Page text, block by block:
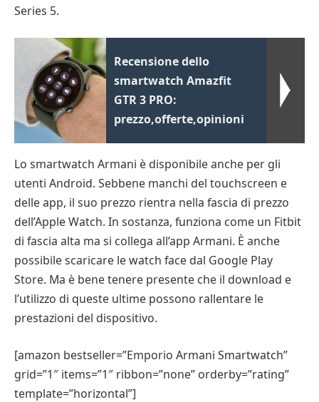
Series 5.
Recensione dello
smartwatch Amazfit
GTR 3 PRO:
prezzo,offerte,opinioni
Lo smartwatch Armani è disponibile anche per gli
utenti Android. Sebbene manchi del touchscreen e
delle app, il suo prezzo rientra nella fascia di prezzo
dell’Apple Watch. In sostanza, funziona come un Fitbit
di fascia alta ma si collega all’app Armani. È anche
possibile scaricare le watch face dal Google Play
Store. Ma è bene tenere presente che il download e
l’utilizzo di queste ultime possono rallentare le
prestazioni del dispositivo.
[amazon bestseller=”Emporio Armani Smartwatch”
grid=”1″ items=”1″ ribbon=”none” orderby=”rating”
template=”horizontal”]